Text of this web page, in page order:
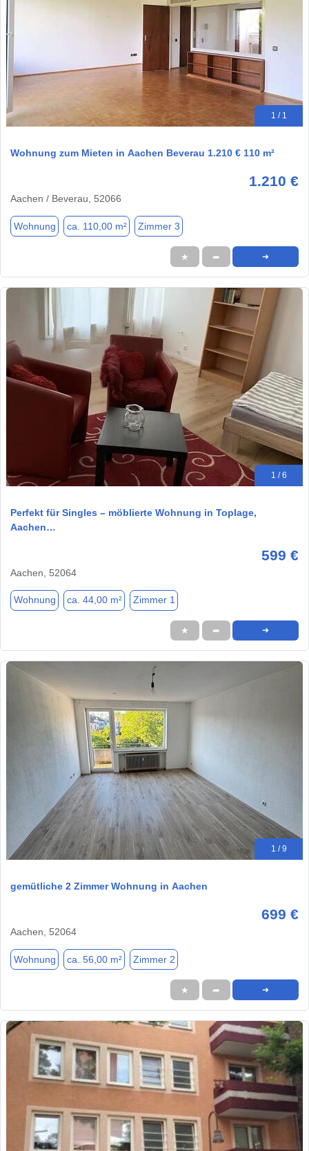
1 / 1
Wohnung zum Mieten in Aachen Beverau 1.210 € 110 m²
1.210 €
Aachen / Beverau, 52066
Wohnung ca. 110,00 m² Zimmer 3
★ ➦ ➜
1 / 6
Perfekt für Singles – möblierte Wohnung in Toplage,
Aachen…
599 €
Aachen, 52064
Wohnung ca. 44,00 m² Zimmer 1
★ ➦ ➜
1 / 9
gemütliche 2 Zimmer Wohnung in Aachen
699 €
Aachen, 52064
Wohnung ca. 56,00 m² Zimmer 2
★ ➦ ➜